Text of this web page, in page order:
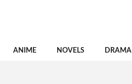
ANIME NOVELS DRAMA